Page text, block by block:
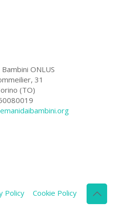
ONLUS
31
(TO)
Policy Cookie Policy